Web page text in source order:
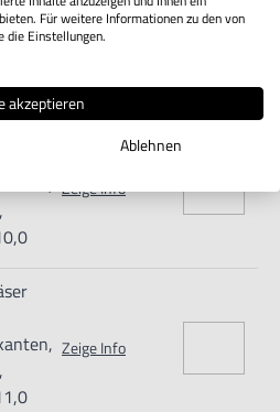
Zeige Info
Zeige Info
Zeige Info
Für weitere Informationen zu den von
die Einstellungen.
akzeptieren
Ablehnen